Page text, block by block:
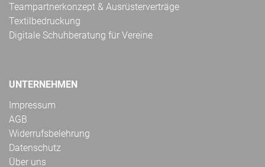
Teampartnerkonzept & Ausrüsterverträge
Textilbedruckung
Digitale Schuhberatung für Vereine
UNTERNEHMEN
Impressum
AGB
Widerrufsbelehrung
Datenschutz
Über uns